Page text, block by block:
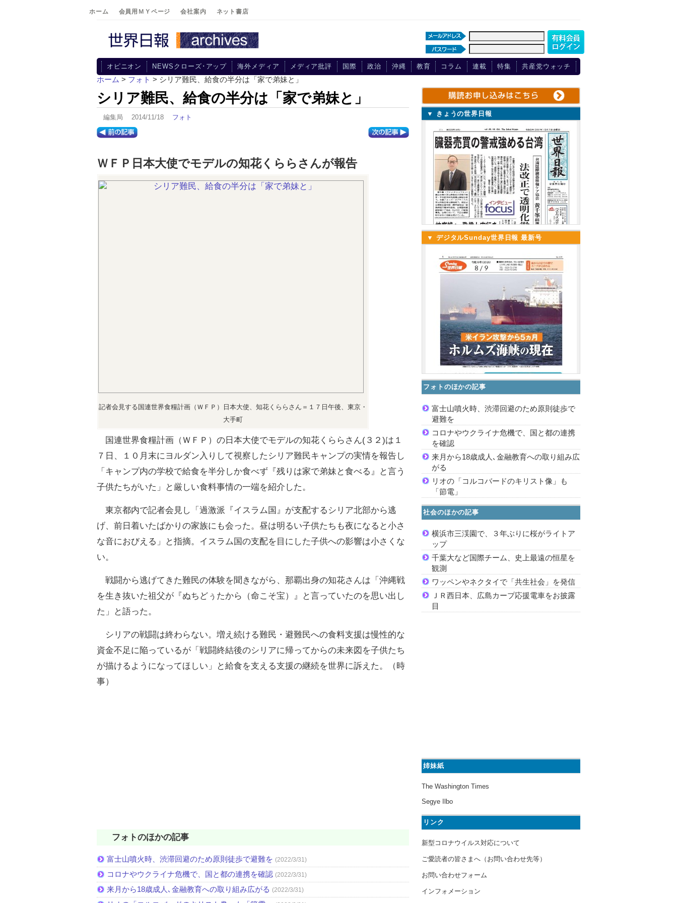
ホーム 会員用ＭＹページ 会社案内 ネット書店
オピニオン NEWSクローズ･アップ 海外メディア メディア批評 国際 政治 沖縄 教育 コラム 連載 特集 共産党ウォッチ
ホーム > フォト > シリア難民、給食の半分は「家で弟妹と」
シリア難民、給食の半分は「家で弟妹と」
編集局 2014/11/18 フォト
ＷＦＰ日本大使でモデルの知花くららさんが報告
記者会見する国連世界食糧計画（ＷＦＰ）日本大使、知花くららさん＝１７日午後、東京・
大手町
国連世界食糧計画（ＷＦＰ）の日本大使でモデルの知花くららさん(３２)は１
７日、１０月末にヨルダン入りして視察したシリア難民キャンプの実情を報告し
「キャンプ内の学校で給食を半分しか食べず『残りは家で弟妹と食べる』と言う
子供たちがいた」と厳しい食料事情の一端を紹介した。
東京都内で記者会見し「過激派『イスラム国』が支配するシリア北部から逃
げ、前日着いたばかりの家族にも会った。昼は明るい子供たちも夜になると小さ
な音におびえる」と指摘。イスラム国の支配を目にした子供への影響は小さくな
い。
戦闘から逃げてきた難民の体験を聞きながら、那覇出身の知花さんは「沖縄戦
を生き抜いた祖父が『ぬちどぅたから（命こそ宝）』と言っていたのを思い出し
た」と語った。
シリアの戦闘は終わらない。増え続ける難民・避難民への食料支援は慢性的な
資金不足に陥っているが「戦闘終結後のシリアに帰ってからの未来図を子供たち
が描けるようになってほしい」と給食を支える支援の継続を世界に訴えた。（時
事）
フォトのほかの記事
富士山噴火時、渋滞回避のため原則徒歩で避難を (2022/3/31)
コロナやウクライナ危機で、国と都の連携を確認 (2022/3/31)
来月から18歳成人､金融教育への取り組み広がる (2022/3/31)
▼ きょうの世界日報
▼ デジタルSunday世界日報 最新号
フォトのほかの記事
富士山噴火時、渋滞回避のため原則徒歩で
避難を
コロナやウクライナ危機で、国と都の連携
を確認
来月から18歳成人､金融教育への取り組み広
がる
リオの「コルコバードのキリスト像」も
「節電」
社会のほかの記事
横浜市三渓園で、３年ぶりに桜がライトア
ップ
千葉大など国際チーム、史上最遠の恒星を
観測
ワッペンやネクタイで「共生社会」を発信
ＪＲ西日本、広島カープ応援電車をお披露
目
姉妹紙
The Washington Times
Segye Ilbo
リンク
新型コロナウイルス対応について
ご愛読者の皆さまへ（お問い合わせ先等）
お問い合わせフォーム
インフォメーション